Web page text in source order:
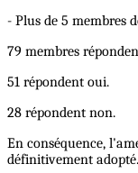
- Plus de 5 membres
79 membres
51 répondent oui.
28 répondent non.
En conséquence,
définitivement adopté.